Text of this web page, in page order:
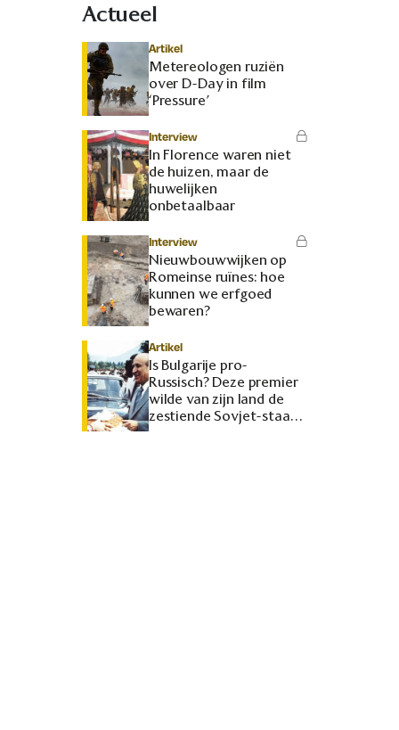
Actueel
Artikel
Metereologen ruziën
over D-Day in film
‘Pressure’
Interview
In Florence waren niet
de huizen, maar de
huwelijken
onbetaalbaar
Interview
Nieuwbouwwijken op
Romeinse ruïnes: hoe
kunnen we erfgoed
bewaren?
Artikel
Is Bulgarije pro-
Russisch? Deze premier
wilde van zijn land de
zestiende Sovjet-staat
maken